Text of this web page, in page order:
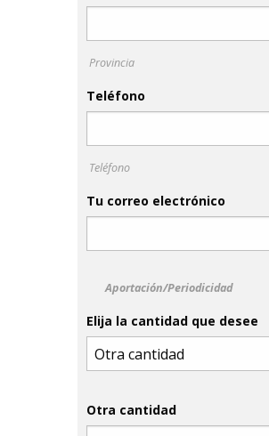
Provincia
Teléfono
Teléfono
Tu correo electrónico
Aportación/Periodicidad
Elija la cantidad que desee
Otra cantidad